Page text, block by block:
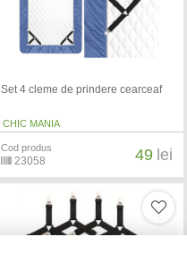
Set 4 cleme de prindere cearceaf
CHIC MANIA
Cod produs
23058 49 lei